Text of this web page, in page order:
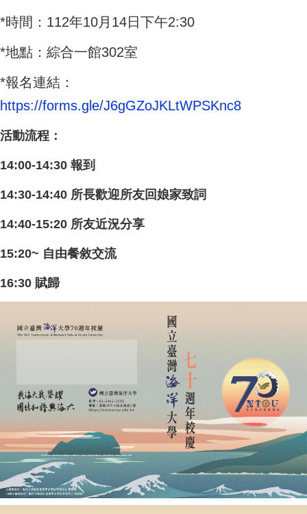
*時間：112年10月14日下午2:30
*地點：綜合一館302室
*報名連結：
https://forms.gle/J6gGZoJKLtWPSKnc8
活動流程：
14:00-14:30 報到
14:30-14:40 所長歡迎所友回娘家致詞
14:40-15:20 所友近況分享
15:20~ 自由餐敘交流
16:30 賦歸